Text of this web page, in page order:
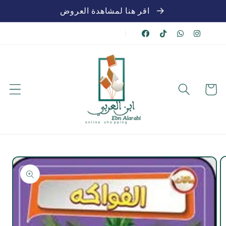
|
عربة
الشراء
تخطي
لمعلومات
المنتج